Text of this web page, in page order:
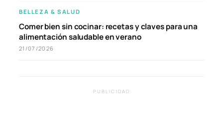
BELLEZA & SALUD
Comer bien sin cocinar: recetas y claves para una
alimentación saludable en verano
21/07/2026
PUBLICIDAD